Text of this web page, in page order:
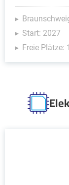
Start: 2027
Freie Plätze: 1